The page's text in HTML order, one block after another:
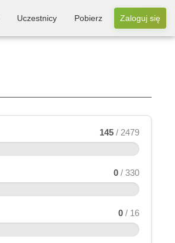
Uczestnicy Pobierz Zaloguj się
145 / 2479
0 / 330
0 / 16